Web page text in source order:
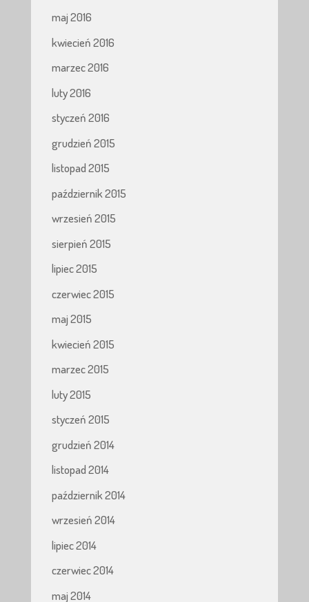
maj 2016
kwiecień 2016
marzec 2016
luty 2016
styczeń 2016
grudzień 2015
listopad 2015
październik 2015
wrzesień 2015
sierpień 2015
lipiec 2015
czerwiec 2015
maj 2015
kwiecień 2015
marzec 2015
luty 2015
styczeń 2015
grudzień 2014
listopad 2014
październik 2014
wrzesień 2014
lipiec 2014
czerwiec 2014
maj 2014